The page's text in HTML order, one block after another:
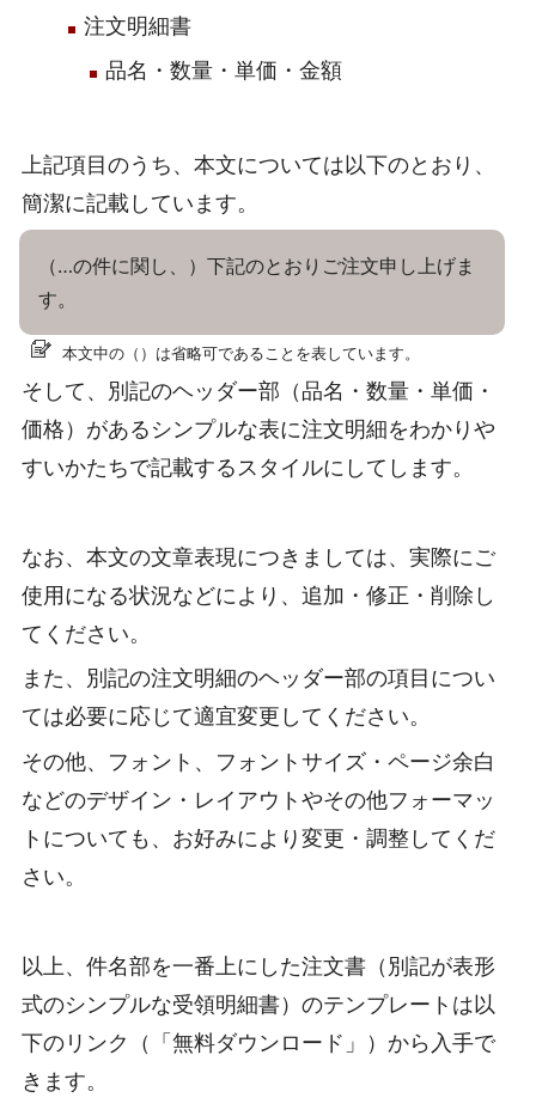
注文明細書
品名・数量・単価・金額
上記項目のうち、本文については以下のとおり、
簡潔に記載しています。
（…の件に関し、）下記のとおりご注文申し上げま
す。
本文中の（）は省略可であることを表しています。
そして、別記のヘッダー部（品名・数量・単価・
価格）があるシンプルな表に注文明細をわかりや
すいかたちで記載するスタイルにしてします。
なお、本文の文章表現につきましては、実際にご
使用になる状況などにより、追加・修正・削除し
てください。
また、別記の注文明細のヘッダー部の項目につい
ては必要に応じて適宜変更してください。
その他、フォント、フォントサイズ・ページ余白
などのデザイン・レイアウトやその他フォーマッ
トについても、お好みにより変更・調整してくだ
さい。
以上、件名部を一番上にした注文書（別記が表形
式のシンプルな受領明細書）のテンプレートは以
下のリンク（「無料ダウンロード」）から入手で
きます。